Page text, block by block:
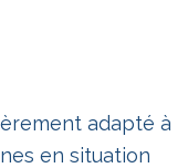
adapté à
en situation